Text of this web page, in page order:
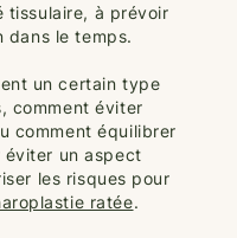
tissulaire, à prévoir
dans le temps.
un certain type
comment éviter
comment équilibrer
éviter un aspect
les risques pour
ratée.